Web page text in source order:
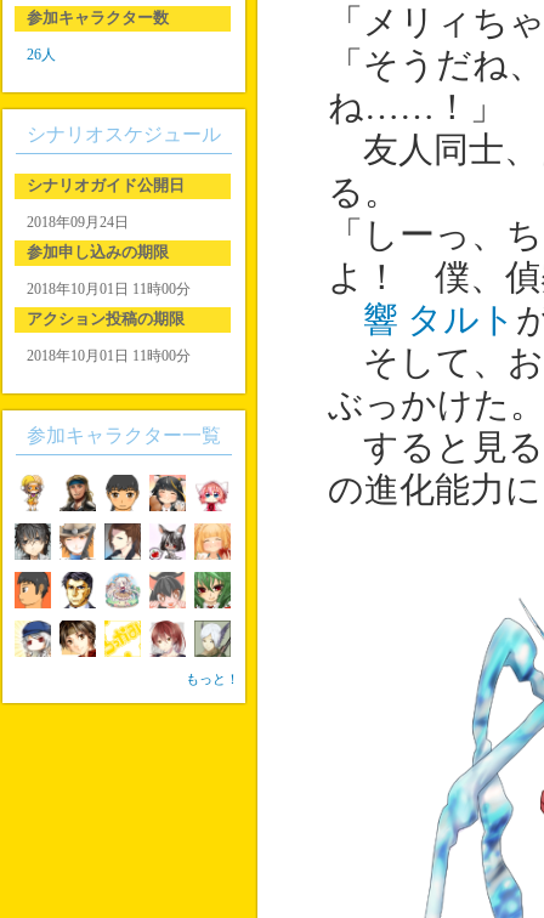
「メリィち
「そうだね
ね……！」
友人同士、
る。
「しーっ、
よ！ 僕、偵
響 タルト
そして、お
ぶっかけた。
すると見る
の進化能力
参加キャラクター数
26人
シナリオスケジュール
シナリオガイド公開日
2018年09月24日
参加申し込みの期限
2018年10月01日 11時00分
アクション投稿の期限
2018年10月01日 11時00分
参加キャラクター一覧
もっと！